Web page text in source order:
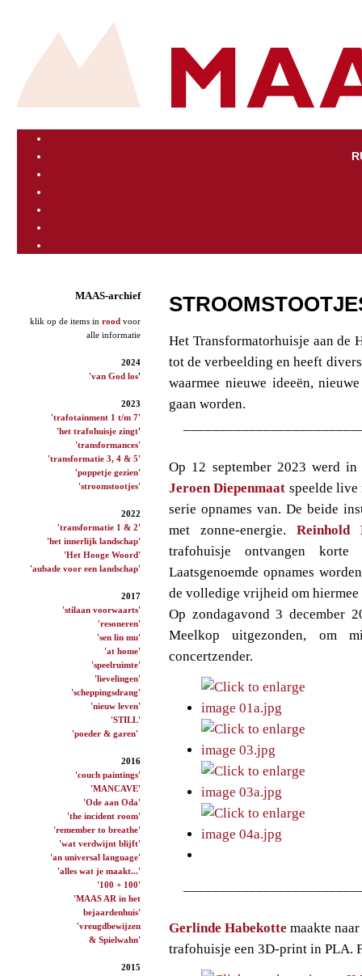
MAAS-archief
klik op de items in rood voor
alle informatie
2024
'van God los'
2023
'trafotainment 1 t/m 7'
'het trafohuisje zingt'
'transformances'
'transformatie 3, 4 & 5'
'poppetje gezien'
'stroomstootjes'
2022
'transformatie 1 & 2'
'het innerlijk landschap'
'Het Hooge Woord'
'aubade voor een landschap'
2017
'stilaan voorwaarts'
'resoneren'
'sen lin mu'
'at home'
'speelruimte'
'lievelingen'
'scheppingsdrang'
'nieuw leven'
'STILL'
'poeder & garen'
2016
'couch paintings'
'MANCAVE'
'Ode aan Oda'
'the incident room'
'remember to breathe'
'wat verdwijnt blijft'
'an universal language'
'alles wat je maakt...'
'100 + 100'
'MAAS AR in het
bejaardenhuis'
'vreugdbewijzen
& Spielwahn'
2015
Het Transformatorhuisje aan de
tot de verbeelding en heeft
waarmee nieuwe ideeën,
gaan worden.
Op 12 september 2023 werd
Jeroen Diepenmaat speelde live
serie opnames van. De beide
met zonne-energie.Reinhold
trafohuisje ontvangen
Laatsgenoemde opnames
de volledige vrijheid om hiermee
Op zondagavond 3 december
Meelkop uitgezonden, om
concertzender.
Gerlinde Habekotte maakte
trafohuisje een 3D-print in PLA.